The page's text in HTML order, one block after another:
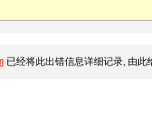
已经将此出错信息详细记录, 由此